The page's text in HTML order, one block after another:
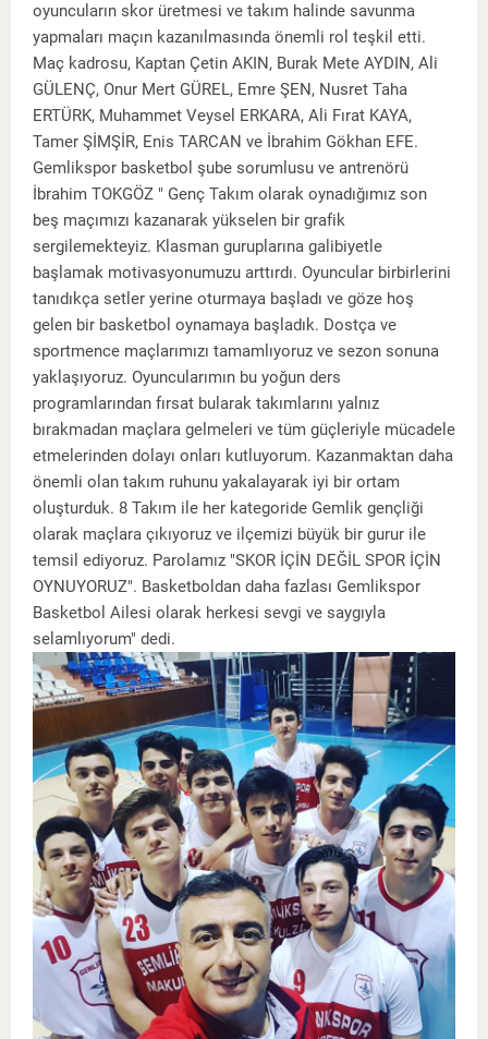
oyuncuların skor üretmesi ve takım halinde savunma
yapmaları maçın kazanılmasında önemli rol teşkil etti.
Maç kadrosu, Kaptan Çetin AKIN, Burak Mete AYDIN, Ali
GÜLENÇ, Onur Mert GÜREL, Emre ŞEN, Nusret Taha
ERTÜRK, Muhammet Veysel ERKARA, Ali Fırat KAYA,
Tamer ŞİMŞİR, Enis TARCAN ve İbrahim Gökhan EFE.
Gemlikspor basketbol şube sorumlusu ve antrenörü
İbrahim TOKGÖZ " Genç Takım olarak oynadığımız son
beş maçımızı kazanarak yükselen bir grafik
sergilemekteyiz. Klasman guruplarına galibiyetle
başlamak motivasyonumuzu arttırdı. Oyuncular birbirlerini
tanıdıkça setler yerine oturmaya başladı ve göze hoş
gelen bir basketbol oynamaya başladık. Dostça ve
sportmence maçlarımızı tamamlıyoruz ve sezon sonuna
yaklaşıyoruz. Oyuncularımın bu yoğun ders
programlarından fırsat bularak takımlarını yalnız
bırakmadan maçlara gelmeleri ve tüm güçleriyle mücadele
etmelerinden dolayı onları kutluyorum. Kazanmaktan daha
önemli olan takım ruhunu yakalayarak iyi bir ortam
oluşturduk. 8 Takım ile her kategoride Gemlik gençliği
olarak maçlara çıkıyoruz ve ilçemizi büyük bir gurur ile
temsil ediyoruz. Parolamız "SKOR İÇİN DEĞİL SPOR İÇİN
OYNUYORUZ". Basketboldan daha fazlası Gemlikspor
Basketbol Ailesi olarak herkesi sevgi ve saygıyla
selamlıyorum" dedi.